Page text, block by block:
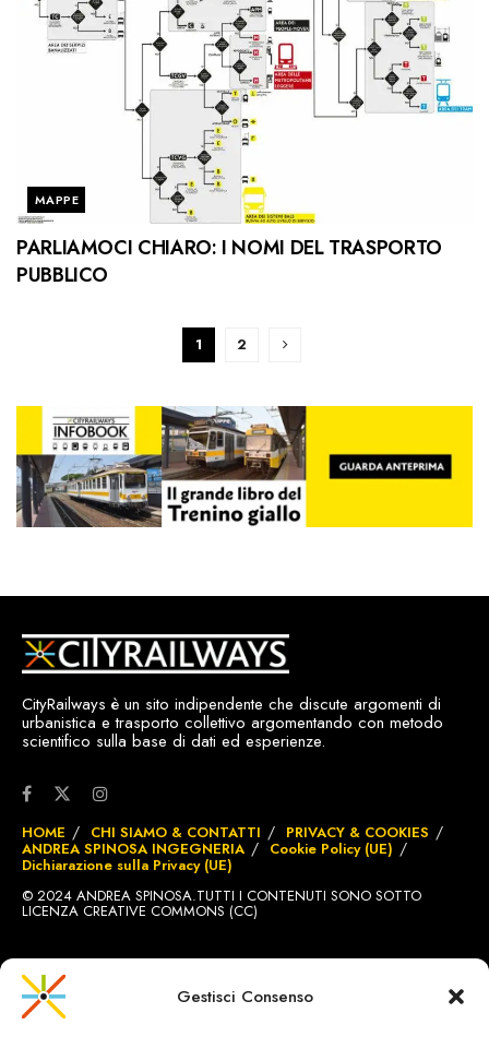
Gestisci Consenso
MAPPE
PARLIAMOCI CHIARO: I NOMI DEL TRASPORTO
PUBBLICO
1 2
CityRailways è un sito indipendente che discute argomenti di
urbanistica e trasporto collettivo argomentando con metodo
scientifico sulla base di dati ed esperienze.
HOME CHI SIAMO & CONTATTI PRIVACY & COOKIES
ANDREA SPINOSA INGEGNERIA Cookie Policy (UE)
Dichiarazione sulla Privacy (UE)
© 2024 ANDREA SPINOSA.TUTTI I CONTENUTI SONO SOTTO
LICENZA CREATIVE COMMONS (CC)